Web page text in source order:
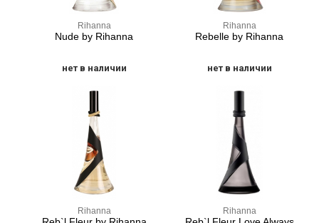
Rihanna
Nude by Rihanna
нет в наличии
Rihanna
Rebelle by Rihanna
нет в наличии
Rihanna Rihanna